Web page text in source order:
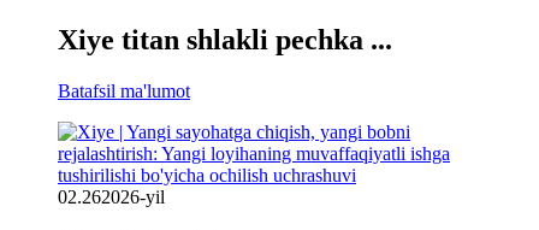
Xiye titan shlakli pechka ...
Batafsil ma'lumot
02.262026-yil